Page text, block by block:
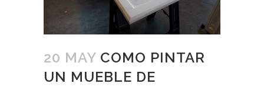
20 MAY COMO PINTAR
UN MUEBLE DE